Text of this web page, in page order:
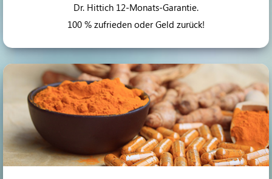
Dr. Hittich 12-Monats-Garantie.
100 % zufrieden oder Geld zurück!